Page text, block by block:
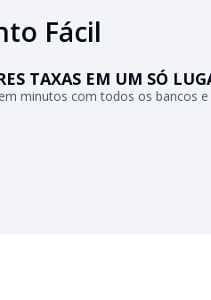
Fácil
TAXAS EM UM SÓ
minutos com todos os bancos e